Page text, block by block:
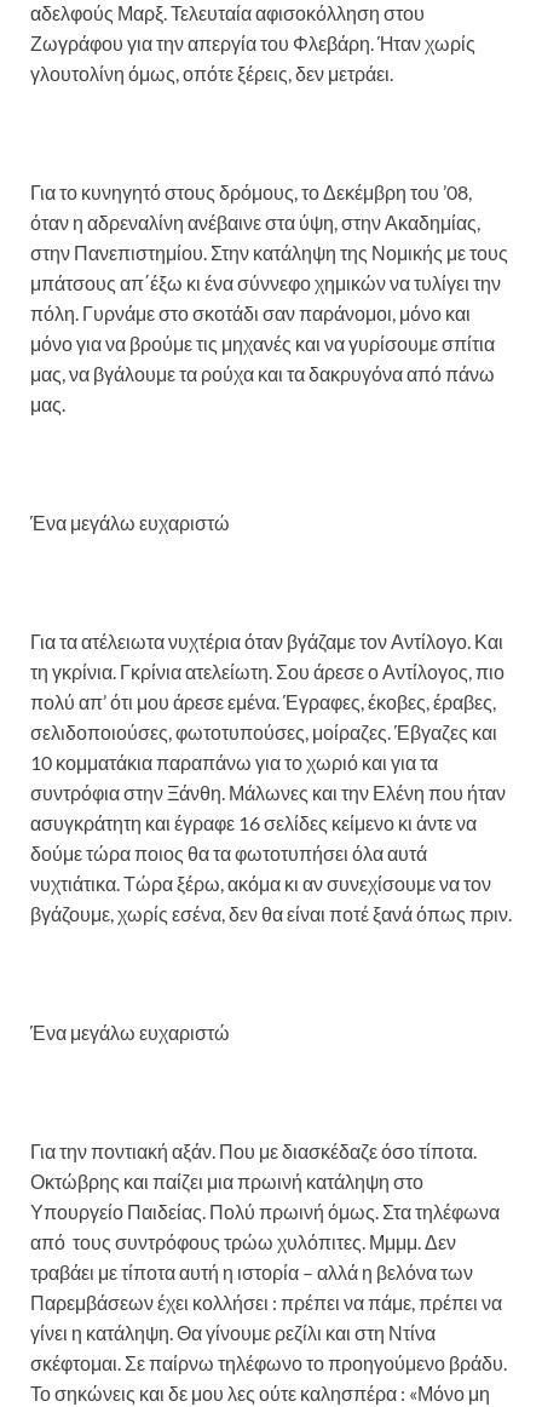
αδελφούς Μαρξ. Τελευταία αφισοκόλληση στου
Ζωγράφου για την απεργία του Φλεβάρη. Ήταν χωρίς
γλουτολίνη όμως, οπότε ξέρεις, δεν μετράει.
Για το κυνηγητό στους δρόμους, το Δεκέμβρη του ’08,
όταν η αδρεναλίνη ανέβαινε στα ύψη, στην Ακαδημίας,
στην Πανεπιστημίου. Στην κατάληψη της Νομικής με τους
μπάτσους απ΄έξω κι ένα σύννεφο χημικών να τυλίγει την
πόλη. Γυρνάμε στο σκοτάδι σαν παράνομοι, μόνο και
μόνο για να βρούμε τις μηχανές και να γυρίσουμε σπίτια
μας, να βγάλουμε τα ρούχα και τα δακρυγόνα από πάνω
μας.
Ένα μεγάλω ευχαριστώ
Για τα ατέλειωτα νυχτέρια όταν βγάζαμε τον Αντίλογο. Και
τη γκρίνια. Γκρίνια ατελείωτη. Σου άρεσε ο Αντίλογος, πιο
πολύ απ’ ότι μου άρεσε εμένα. Έγραφες, έκοβες, έραβες,
σελιδοποιούσες, φωτοτυπούσες, μοίραζες. Έβγαζες και
10 κομματάκια παραπάνω για το χωριό και για τα
συντρόφια στην Ξάνθη. Μάλωνες και την Ελένη που ήταν
ασυγκράτητη και έγραφε 16 σελίδες κείμενο κι άντε να
δούμε τώρα ποιος θα τα φωτοτυπήσει όλα αυτά
νυχτιάτικα. Τώρα ξέρω, ακόμα κι αν συνεχίσουμε να τον
βγάζουμε, χωρίς εσένα, δεν θα είναι ποτέ ξανά όπως πριν.
Ένα μεγάλω ευχαριστώ
Για την ποντιακή αξάν. Που με διασκέδαζε όσο τίποτα.
Οκτώβρης και παίζει μια πρωινή κατάληψη στο
Υπουργείο Παιδείας. Πολύ πρωινή όμως. Στα τηλέφωνα
από τους συντρόφους τρώω χυλόπιτες. Μμμμ. Δεν
τραβάει με τίποτα αυτή η ιστορία – αλλά η βελόνα των
Παρεμβάσεων έχει κολλήσει : πρέπει να πάμε, πρέπει να
γίνει η κατάληψη. Θα γίνουμε ρεζίλι και στη Ντίνα
σκέφτομαι. Σε παίρνω τηλέφωνο το προηγούμενο βράδυ.
Το σηκώνεις και δε μου λες ούτε καλησπέρα : «Μόνο μη